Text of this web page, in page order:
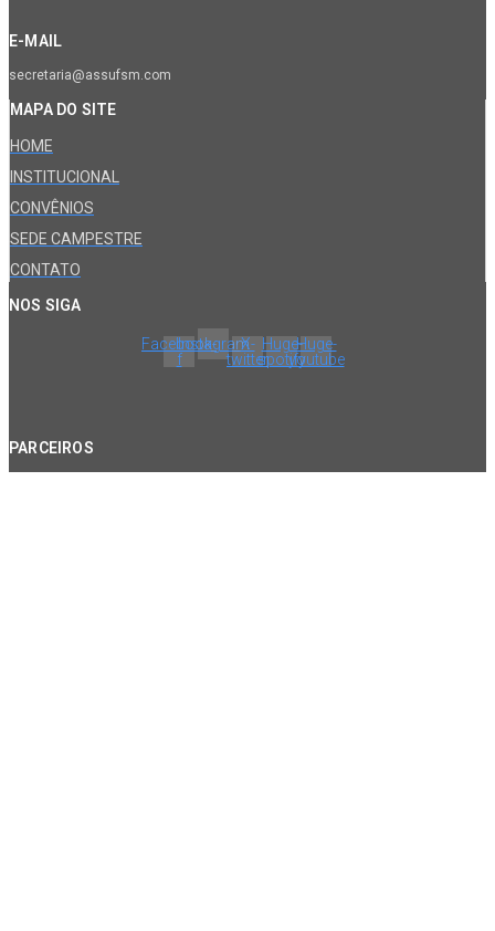
E-MAIL
secretaria@assufsm.com
MAPA DO SITE
HOME
INSTITUCIONAL
CONVÊNIOS
SEDE CAMPESTRE
CONTATO
NOS SIGA
Facebook-
f
InstagramX-
twitter
Huge-
spotify
Huge-
youtube
PARCEIROS